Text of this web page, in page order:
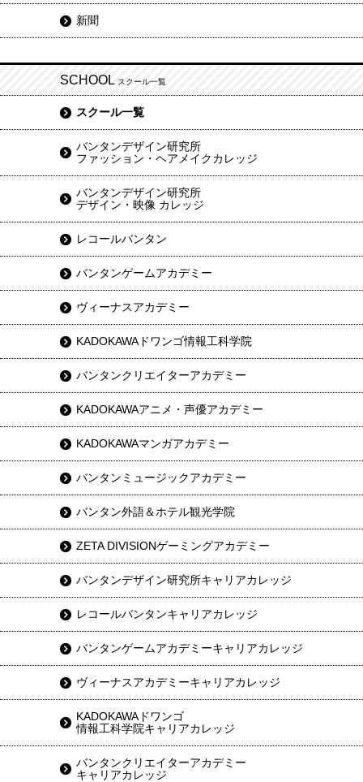
新聞
SCHOOL スクール一覧
スクール一覧
バンタンデザイン研究所
ファッション・ヘアメイクカレッジ
バンタンデザイン研究所
デザイン・映像 カレッジ
レコールバンタン
バンタンゲームアカデミー
ヴィーナスアカデミー
KADOKAWAドワンゴ情報工科学院
バンタンクリエイターアカデミー
KADOKAWAアニメ・声優アカデミー
KADOKAWAマンガアカデミー
バンタンミュージックアカデミー
バンタン外語＆ホテル観光学院
ZETA DIVISIONゲーミングアカデミー
バンタンデザイン研究所キャリアカレッジ
レコールバンタンキャリアカレッジ
バンタンゲームアカデミーキャリアカレッジ
ヴィーナスアカデミーキャリアカレッジ
KADOKAWAドワンゴ
情報工科学院キャリアカレッジ
バンタンクリエイターアカデミー
キャリアカレッジ